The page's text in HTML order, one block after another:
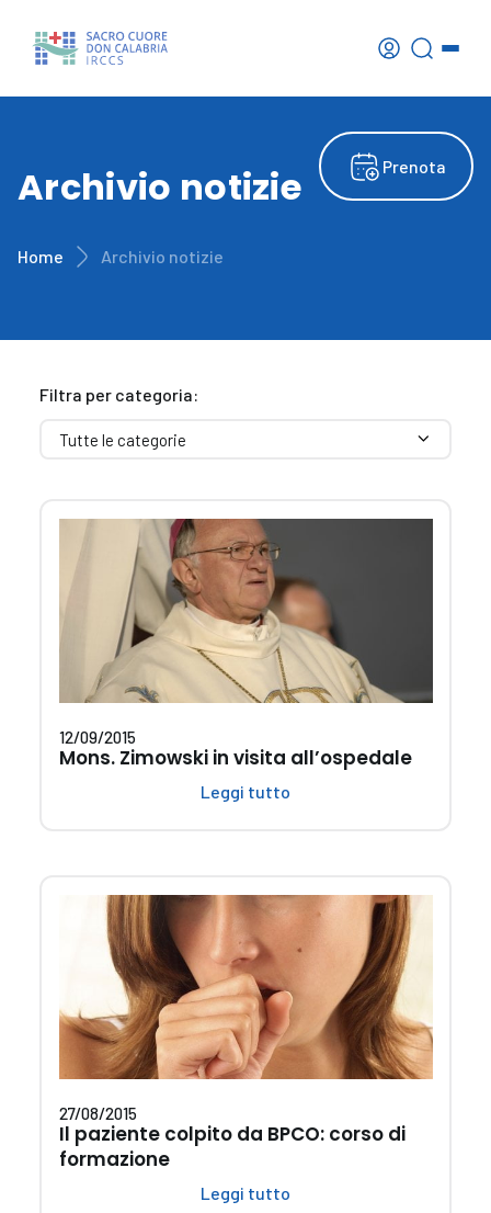
Prenota
Archivio notizie
Home Archivio notizie
Filtra per categoria:
12/09/2015
Mons. Zimowski in visita all’ospedale
Leggi tutto
27/08/2015
Il paziente colpito da BPCO: corso di
formazione
Leggi tutto